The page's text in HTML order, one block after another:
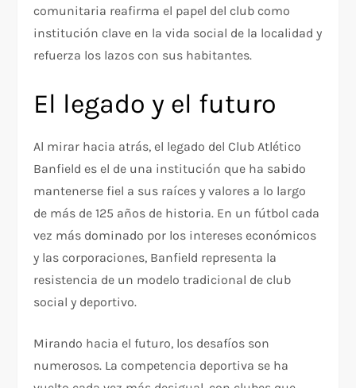
comunitaria reafirma el papel del club como
institución clave en la vida social de la localidad y
refuerza los lazos con sus habitantes.
El legado y el futuro
Al mirar hacia atrás, el legado del Club Atlético
Banfield es el de una institución que ha sabido
mantenerse fiel a sus raíces y valores a lo largo
de más de 125 años de historia. En un fútbol cada
vez más dominado por los intereses económicos
y las corporaciones, Banfield representa la
resistencia de un modelo tradicional de club
social y deportivo.
Mirando hacia el futuro, los desafíos son
numerosos. La competencia deportiva se ha